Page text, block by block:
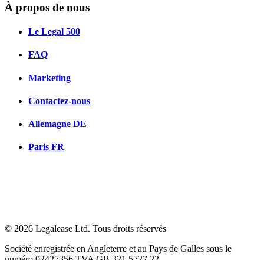
À propos de nous
Le Legal 500
FAQ
Marketing
Contactez-nous
Allemagne DE
Paris FR
© 2026 Legalease Ltd. Tous droits réservés
Société enregistrée en Angleterre et au Pays de Galles sous le